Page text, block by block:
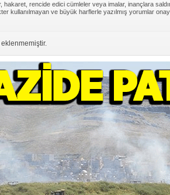
hakaret, rencide edici cümleler veya imalar, inançlara
kullanılmayan ve büyük harflerle yazılmış yorumlar